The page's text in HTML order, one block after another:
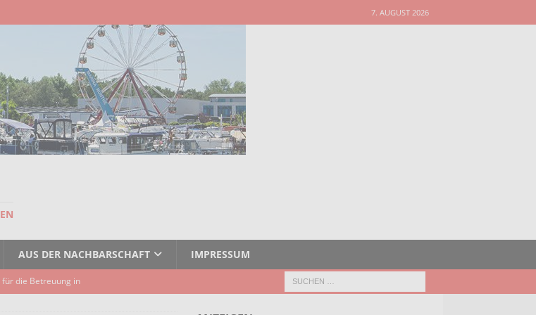
7. AUGUST 2026
AUS DER NACHBARSCHAFT IMPRESSUM
die Betreuung in